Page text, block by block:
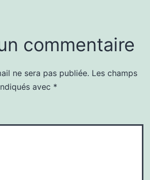
commentaire
ne sera pas publiée. Les champs
avec *